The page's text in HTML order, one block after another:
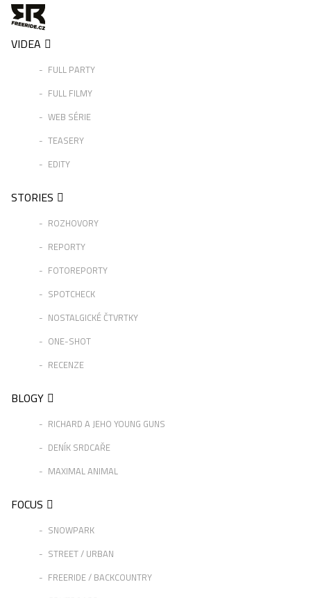
VIDEA
FULL PARTY
FULL FILMY
WEB SÉRIE
TEASERY
EDITY
STORIES
ROZHOVORY
REPORTY
FOTOREPORTY
SPOTCHECK
NOSTALGICKÉ ČTVRTKY
ONE-SHOT
RECENZE
BLOGY
RICHARD A JEHO YOUNG GUNS
DENÍK SRDCAŘE
MAXIMAL ANIMAL
FOCUS
SNOWPARK
STREET / URBAN
FREERIDE / BACKCOUNTRY